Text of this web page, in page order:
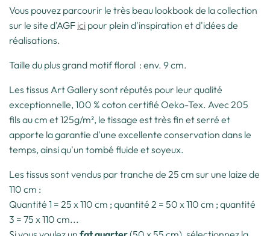
Vous pouvez parcourir le très beau lookbook de la collection
sur le site d'AGF ici pour plein d'inspiration et d'idées de
réalisations.
Taille du plus grand motif floral : env. 9 cm.
Les tissus Art Gallery sont réputés pour leur qualité
exceptionnelle, 100 % coton certifié Oeko-Tex. Avec 205
fils au cm et 125g/m², le tissage est très fin et serré et
apporte la garantie d'une excellente conservation dans le
temps, ainsi qu'un tombé fluide et soyeux.
Les tissus sont vendus par tranche de 25 cm sur une laize de
110 cm :
Quantité 1 = 25 x 110 cm ; quantité 2 = 50 x 110 cm ; quantité
3 = 75 x 110 cm...